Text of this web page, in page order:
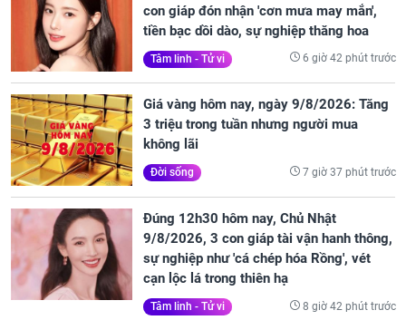
con giáp đón nhận 'cơn mưa may mắn',
tiền bạc dồi dào, sự nghiệp thăng hoa
Tâm linh - Tử vi 6 giờ 42 phút trước
Giá vàng hôm nay, ngày 9/8/2026: Tăng
3 triệu trong tuần nhưng người mua
không lãi
Đời sống 7 giờ 37 phút trước
Đúng 12h30 hôm nay, Chủ Nhật
9/8/2026, 3 con giáp tài vận hanh thông,
sự nghiệp như 'cá chép hóa Rồng', vét
cạn lộc lá trong thiên hạ
Tâm linh - Tử vi 8 giờ 42 phút trước